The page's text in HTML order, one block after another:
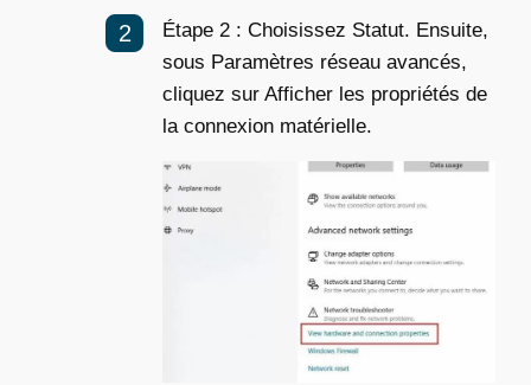
Étape 2 : Choisissez Statut. Ensuite,
sous Paramètres réseau avancés,
cliquez sur Afficher les propriétés de
la connexion matérielle.